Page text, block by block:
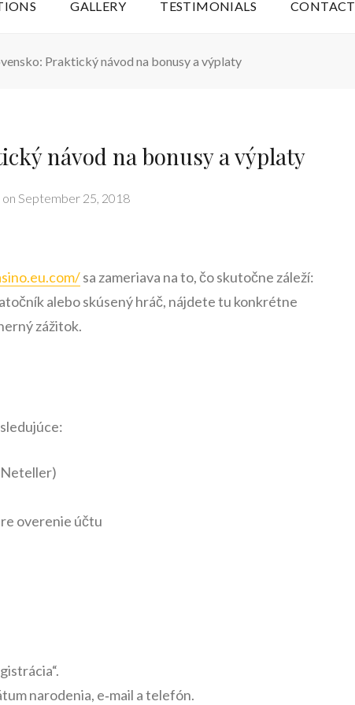
GALLERY TESTIMONIALS CONTACT
Praktický návod na bonusy a výplaty
návod na bonusy a výplaty
onSeptember 25, 2018
sa zameriava na to, čo skutočne záleží:
alebo skúsený hráč, nájdete tu konkrétne
zážitok.
Neteller)
overenie účtu
narodenia, e‑mail a telefón.